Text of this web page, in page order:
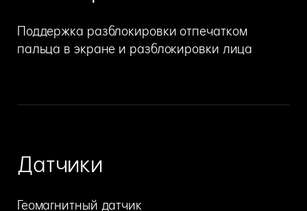
Поддержка разблокировки отпечатком
пальца в экране и разблокировки лица
Датчики
Геомагнитный датчик